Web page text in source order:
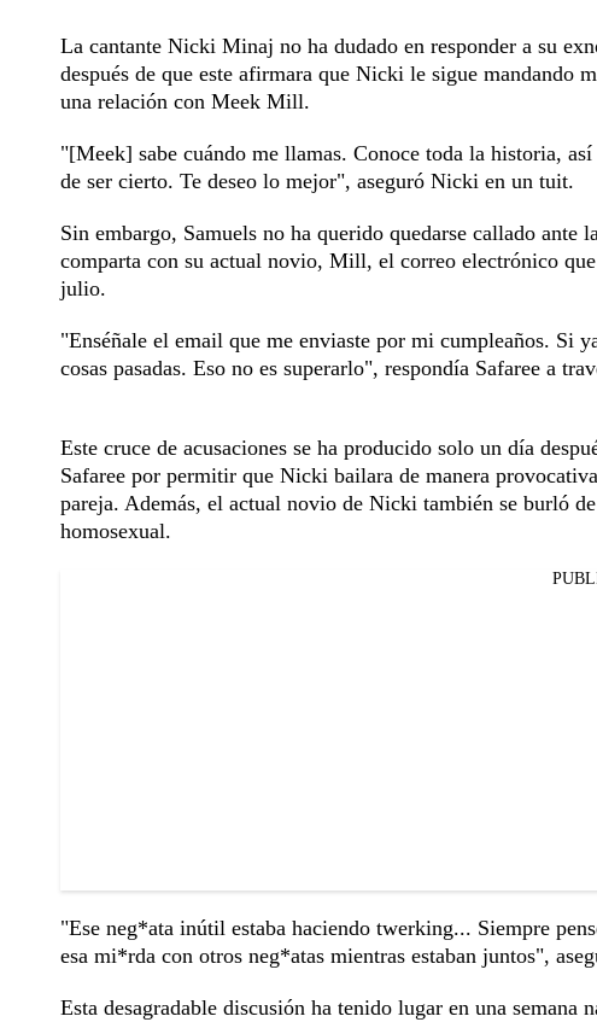
La cantante Nicki Minaj no ha dudado en responder a su
después de que este afirmara que Nicki le sigue mandando
una relación con Meek Mill.
"[Meek] sabe cuándo me llamas. Conoce toda la historia,
de ser cierto. Te deseo lo mejor", aseguró Nicki en un tuit.
Sin embargo, Samuels no ha querido quedarse callado
comparta con su actual novio, Mill, el correo electrónico
julio.
"Enséñale el email que me enviaste por mi cumpleaños. Si
cosas pasadas. Eso no es superarlo", respondía Safaree a
Este cruce de acusaciones se ha producido solo un día
Safaree por permitir que Nicki bailara de manera
pareja. Además, el actual novio de Nicki también se burló
homosexual.
"Ese neg*ata inútil estaba haciendo twerking... Siempre
esa mi*rda con otros neg*atas mientras estaban juntos",
Esta desagradable discusión ha tenido lugar en una